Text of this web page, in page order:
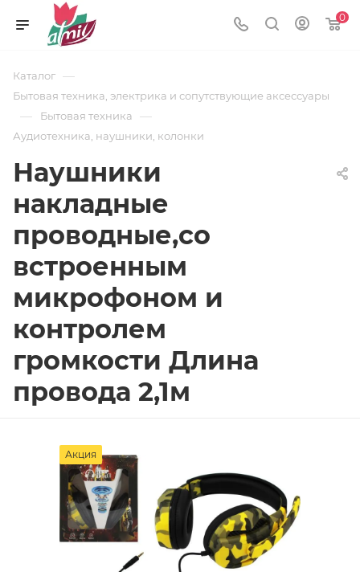
0
Каталог —
Бытовая техника, электрика и сопутствующие аксессуары
— Бытовая техника —
Аудиотехника, наушники, колонки
Наушники
накладные
проводные,со
встроенным
микрофоном и
контролем
громкости Длина
провода 2,1м
Акция